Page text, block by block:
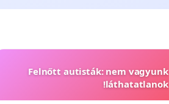
Felnőtt autisták: nem vagyunk
láthatatlanok!